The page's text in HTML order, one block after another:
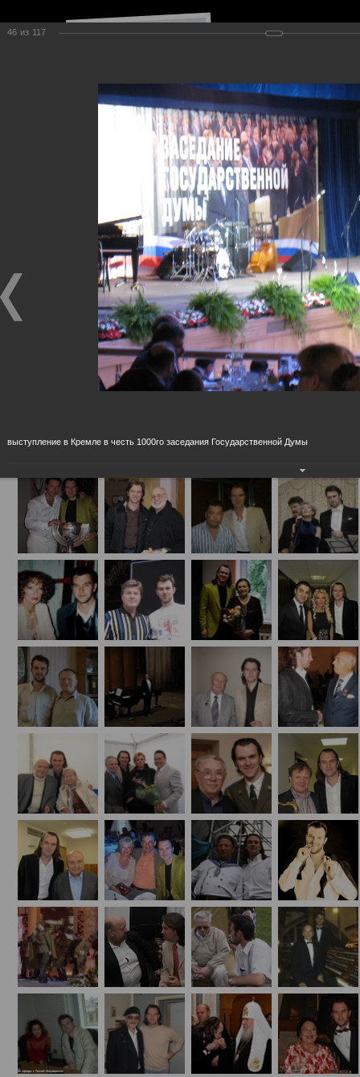
Навигация по сайту
Концертные (на сцене и за кулисами)
46 из 117
выступление в Кремле в честь 1000го заседания Государственной Думы